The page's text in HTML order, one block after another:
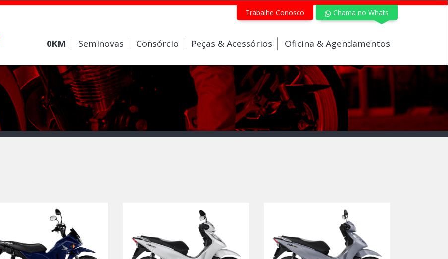
Trabalhe Conosco Chama no Whats
0KM Seminovas Consórcio Peças & Acessórios Oficina & Agendamentos